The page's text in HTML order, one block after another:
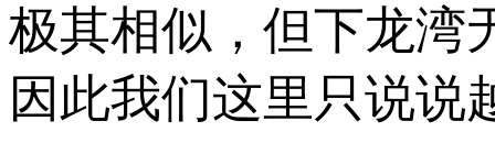
极其相似，但下龙湾
因此我们这里只说说